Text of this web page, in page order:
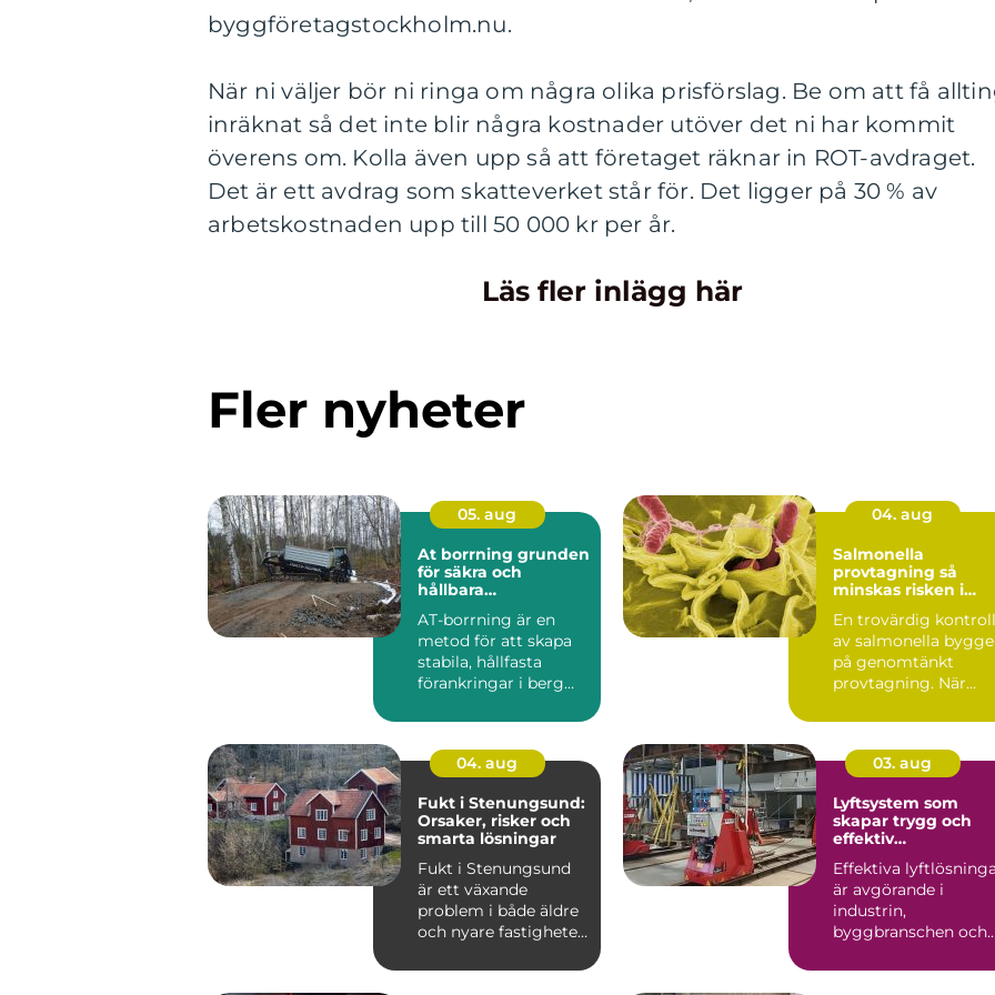
byggföretagstockholm.nu.
När ni väljer bör ni ringa om några olika prisförslag. Be om att få
inräknat så det inte blir några kostnader utöver det ni har kommit
överens om. Kolla även upp så att företaget räknar in ROT-avdraget.
Det är ett avdrag som skatteverket står för. Det ligger på 30 % av
arbetskostnaden upp till 50 000 kr per år.
Läs fler inlägg här
Fler nyheter
05. aug
At borrning grunden
för säkra och
hållbara
AT-borrning är en
metod för att skapa
stabila, hållfasta
förankringar i berg
anvä...
04. aug
Salmonella
provtagning så
minskas risken i
En trovärdig kontroll
av salmonella
på genomtänkt
provtagning. När
i...
04. aug
Fukt i Stenungsund:
Orsaker, risker och
smarta lösningar
Fukt i Stenungsund
är ett växande
problem i både äldre
och nyare fastigheter,
03. aug
Lyftsystem som
skapar trygg och
effektiv
Effektiva
är avgörande i
industrin,
byggbranschen och